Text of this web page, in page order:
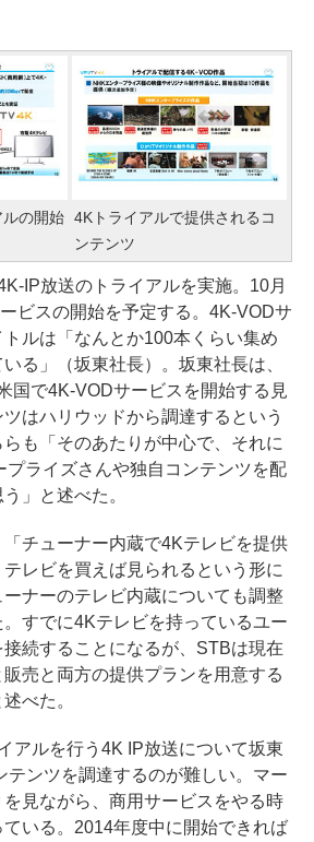
の開始 4Kトライアルで提供されるコ
ンテンツ
IP放送のトライアルを実施。10月
ビスの開始を予定する。4K-VODサ
ルは「なんとか100本くらい集め
る」（坂東社長）。坂東社長は、
国で4K-VODサービスを開始する見
はハリウッドから調達するという
も「そのあたりが中心で、それに
プライズさんや独自コンテンツを配
」と述べた。
チューナー内蔵で4Kテレビを提供
レビを買えば見られるという形に
ナーのテレビ内蔵についても調整
すでに4Kテレビを持っているユー
続することになるが、STBは現在
売と両方の提供プランを用意する
べた。
アルを行う4K IP放送について坂東
テンツを調達するのが難しい。マー
見ながら、商用サービスをやる時
いる。2014年度中に開始できれば